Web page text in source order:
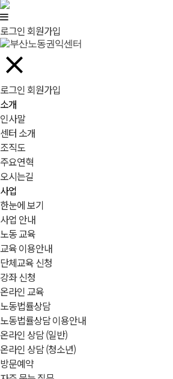
로그인 회원가입
로그인 회원가입
소개
인사말
센터 소개
조직도
주요연혁
오시는길
사업
한눈에 보기
사업 안내
노동 교육
교육 이용안내
단체교육 신청
강좌 신청
온라인 교육
노동법률상담
노동법률상담 이용안내
온라인 상담 (일반)
온라인 상담 (청소년)
방문예약